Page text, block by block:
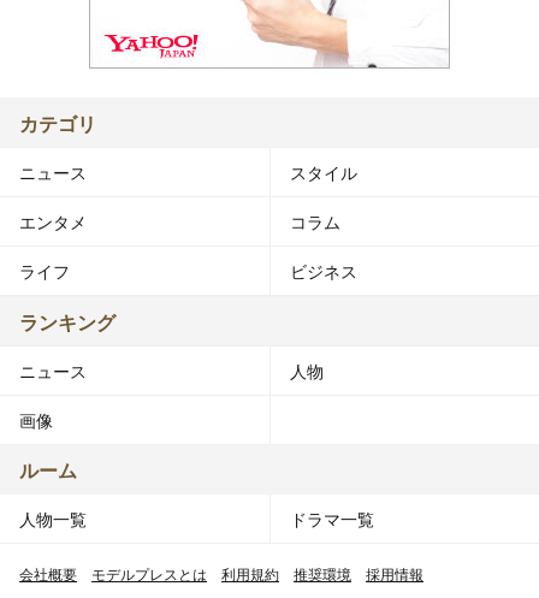
カテゴリ
ニュース スタイル
エンタメ コラム
ライフ ビジネス
ランキング
ニュース 人物
画像
ルーム
人物一覧 ドラマ一覧
会社概要 モデルプレスとは 利用規約 推奨環境 採用情報